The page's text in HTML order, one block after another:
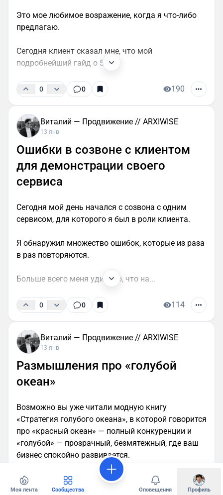
Это мое любимое возражение, когда я что-либо
предлагаю.
Сегодня клиент сказал мне, что мой
подробнейший гайд о 54...
0 0 190
Виталий — Продвижение // ARXIWISE
13 янв
Ошибки в созвоне с клиентом
для демонстрации своего
сервиса
Сегодня мой день начался с созвона с одним
сервисом, для которого я был в роли клиента.
Я обнаружил множество ошибок, которые из раза
в раз повторяются.
Больше всего меня удивило, что на...
0 0 114
Виталий — Продвижение // ARXIWISE
13 янв
Размышления про «голубой
океан»
Возможно вы уже читали модную книгу
«Стратегия голубого океана», в которой говорится
про «красный океан» — полный конкуренции и
«голубой» — прозрачный, безмятежный, где ваш
бизнес спокойно развивается.
Вся проблема...
Моя лента Сообщества Оповещения Профиль